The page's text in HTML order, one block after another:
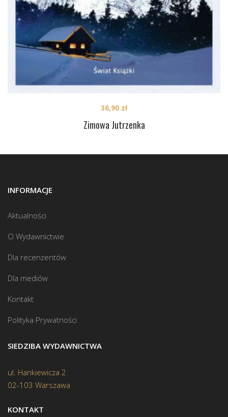
Zimowa Jutrzenka
36,90 zł
INFORMACJE
Aktualności
O Wydawnictwie
Dla recenzentów
Dla mediów
Kontakt
Polityka Prywatności
SIEDZIBA WYDAWNICTWA
ul. Hankiewicza 2
02-103 Warszawa
KONTAKT